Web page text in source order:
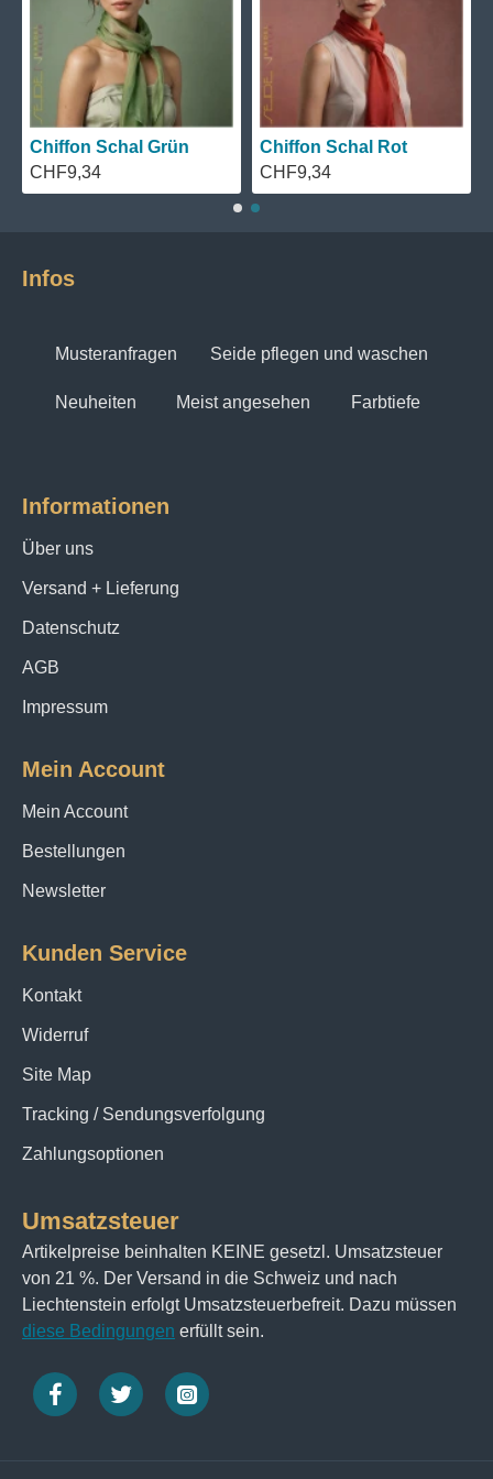
Chiffon Schal Grün
CHF9,34
Chiffon Schal Rot
CHF9,34
Infos
Musteranfragen Seide pflegen und waschen
Neuheiten Meist angesehen Farbtiefe
Informationen
Über uns
Versand + Lieferung
Datenschutz
AGB
Impressum
Mein Account
Mein Account
Bestellungen
Newsletter
Kunden Service
Kontakt
Widerruf
Site Map
Tracking / Sendungsverfolgung
Zahlungsoptionen
Umsatzsteuer
Artikelpreise beinhalten KEINE gesetzl. Umsatzsteuer
von 21 %. Der Versand in die Schweiz und nach
Liechtenstein erfolgt Umsatzsteuerbefreit. Dazu müssen
diese Bedingungen erfüllt sein.